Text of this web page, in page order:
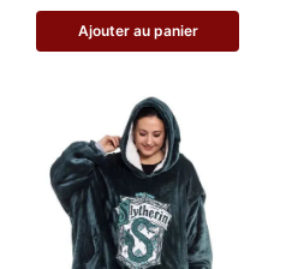
Ajouter au panier